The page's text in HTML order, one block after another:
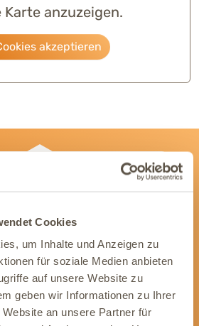
Cookies
um Inhalte und Anzeigen zu
für soziale Medien anbieten
auf unsere Website zu
geben wir Informationen zu Ihrer
an unsere Partner für
Karte anzuzeigen.
akzeptieren
um die Gesundheit Deines
abonnieren